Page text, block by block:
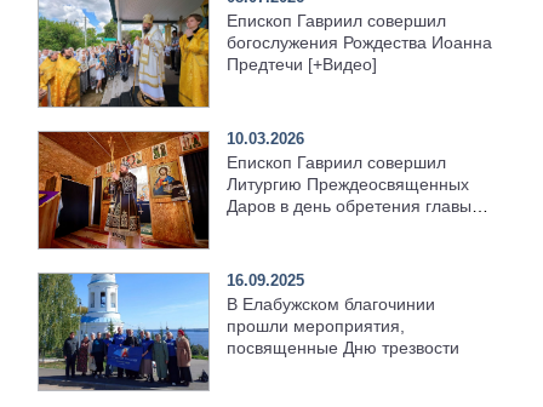
Епископ Гавриил совершил
богослужения Рождества Иоанна
Предтечи [+Видео]
10.03.2026
Епископ Гавриил совершил
Литургию Преждеосвященных
Даров в день обретения главы
16.09.2025
В Елабужском благочинии
прошли мероприятия,
посвященные Дню трезвости